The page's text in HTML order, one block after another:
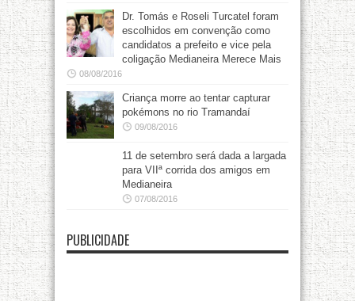
Dr. Tomás e Roseli Turcatel foram
escolhidos em convenção como
candidatos a prefeito e vice pela
coligação Medianeira Merece Mais
08/08/2016
Criança morre ao tentar capturar
pokémons no rio Tramandaí
09/08/2016
11 de setembro será dada a largada
para VIIª corrida dos amigos em
Medianeira
07/08/2016
PUBLICIDADE